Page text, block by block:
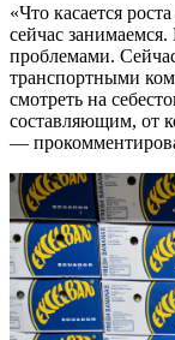
«Что касается
сейчас занимаемся.
проблемами.
транспортными
смотреть на
составляющим, от
—